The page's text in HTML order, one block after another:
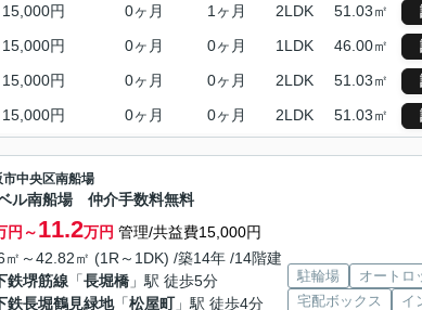
15,000円 0ヶ月 1ヶ月 2LDK 51.03㎡
15,000円 0ヶ月 0ヶ月 1LDK 46.00㎡
15,000円 0ヶ月 0ヶ月 2LDK 51.03㎡
15,000円 0ヶ月 0ヶ月 2LDK 51.03㎡
市中央区南船場
ル南船場 仲介手数料無料
円～11.2万円 管理/共益費15,000円
㎡～42.82㎡ (1R～1DK) /築14年 /14階建
鉄堺筋線 「長堀橋 」駅 徒歩5分
鉄長堀鶴見緑地「松屋町」駅 徒歩4分
駐輪場 オートロ
宅配ボックス
イ